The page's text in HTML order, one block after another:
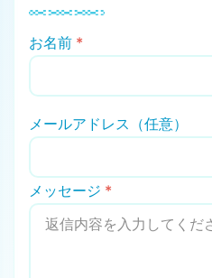
お名前 *
メールアドレス（任意）
メッセージ *